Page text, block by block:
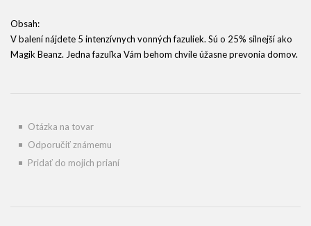
Obsah:
V balení nájdete 5 intenzívnych vonných fazuliek. Sú o 25% silnejší ako
Magik Beanz. Jedna fazuľka Vám behom chvíle úžasne prevonia domov.
Otázka na tovar
Odporučiť známemu
Pridať do mojich prianí